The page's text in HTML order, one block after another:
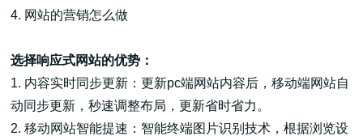
4. 网站的营销怎么做
选择响应式网站的优势：
1. 内容实时同步更新：更新pc端网站内容后，移动端网站自
动同步更新，秒速调整布局，更新省时省力。
2. 移动网站智能提速：智能终端图片识别技术，根据浏览设